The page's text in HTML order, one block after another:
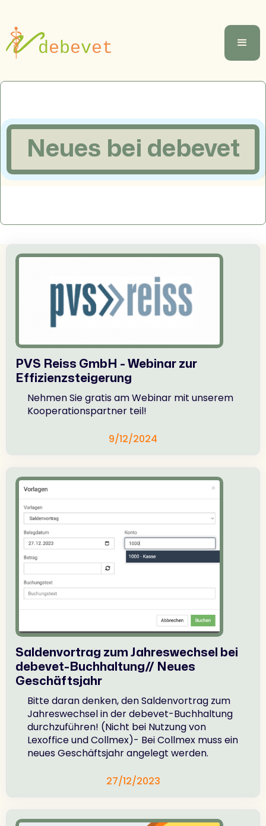
Neues bei debevet
PVS Reiss GmbH - Webinar zur
Effizienzsteigerung
Nehmen Sie gratis am Webinar mit unserem
Kooperationspartner teil!
9/12/2024
Saldenvortrag zum Jahreswechsel bei
debevet-Buchhaltung// Neues
Geschäftsjahr
Bitte daran denken, den Saldenvortrag zum
Jahreswechsel in der debevet-Buchhaltung
durchzuführen! (Nicht bei Nutzung von
Lexoffice und Collmex)- Bei Collmex muss ein
neues Geschäftsjahr angelegt werden.
27/12/2023